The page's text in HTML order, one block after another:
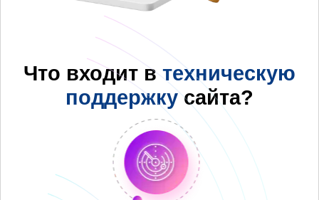
Что входит в техническую
поддержку сайта?